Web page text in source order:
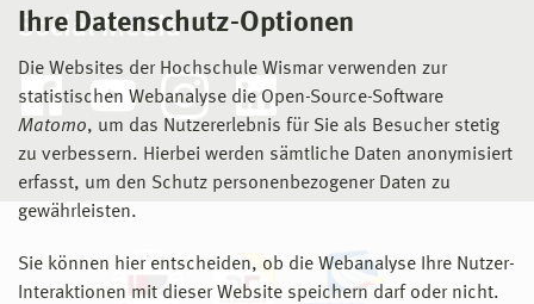
Ihre Datenschutz-Optionen
Die Websites der Hochschule Wismar verwenden zur
statistischen Webanalyse die Open-Source-Software
Matomo, um das Nutzererlebnis für Sie als Besucher stetig
zu verbessern. Hierbei werden sämtliche Daten anonymisiert
erfasst, um den Schutz personenbezogener Daten zu
gewährleisten.
Sie können hier entscheiden, ob die Webanalyse Ihre Nutzer-
Interaktionen mit dieser Website speichern darf oder nicht.
Social Media